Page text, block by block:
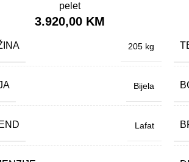
pelet
3.920,00 KM
205 kg
Bijela
Lafat